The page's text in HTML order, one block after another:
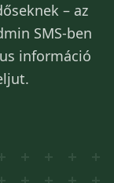
– az
SMS-ben
információ